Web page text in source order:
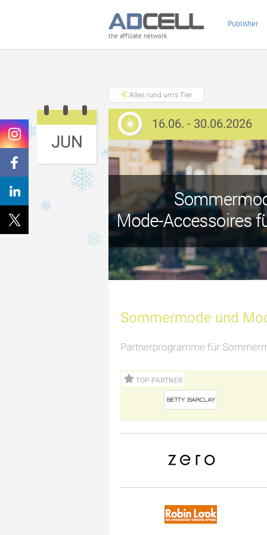
the affiliate network
Publisher
JUN
Alles rund um's Tier
16.06. - 30.06.2026
Sommermode und
Partnerprogramme für
TOP-PARTNER